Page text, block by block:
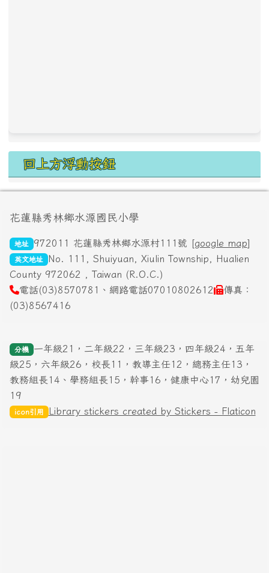
回上方浮動按鈕
頁尾區域內容
花蓮縣秀林鄉水源國民小學
地址 972011 花蓮縣秀林鄉水源村111號 [google map]
英文地址
No. 111, Shuiyuan, Xiulin Township, Hualien
County 972062 , Taiwan (R.O.C.)
電話(03)8570781、網路電話07010802612
傳真：
(03)8567416
分機
一年級21，二年級22，三年級23，四年級24，五年
級25，六年級26，校長11，教導主任12，總務主任13，
教務組長14、學務組長15，幹事16，健康中心17，幼兒園
19
icon引用 Library stickers created by Stickers - Flaticon